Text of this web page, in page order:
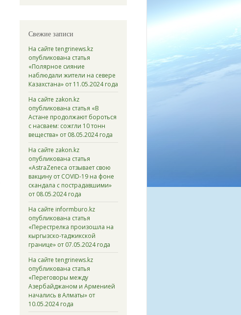
Свежие записи
На сайте tengrinews.kz
опубликована статья
«Полярное сияние
наблюдали жители на севере
Казахстана» от 11.05.2024 года
На сайте zakon.kz
опубликована статья «В
Астане продолжают бороться
с насваем: сожгли 10 тонн
вещества» от 08.05.2024 года
На сайте zakon.kz
опубликована статья
«AstraZeneca отзывает свою
вакцину от COVID-19 на фоне
скандала с пострадавшими»
от 08.05.2024 года
На сайте informburo.kz
опубликована статья
«Перестрелка произошла на
кыргызско-таджикской
границе» от 07.05.2024 года
На сайте tengrinews.kz
опубликована статья
«Переговоры между
Азербайджаном и Арменией
начались в Алматы» от
10.05.2024 года